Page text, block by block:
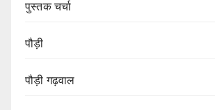
पुस्तक चर्चा
पौड़ी
पौड़ी गढ़वाल